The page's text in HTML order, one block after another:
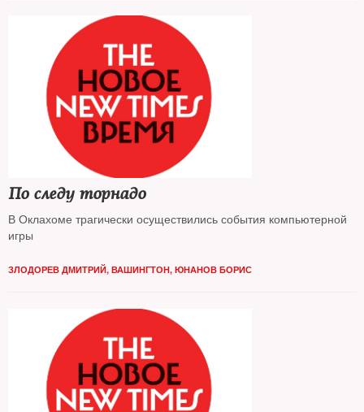
По следу торнадо
В Оклахоме трагически осуществились события компьютерной
игры
ЗЛОДОРЕВ ДМИТРИЙ, ВАШИНГТОН, ЮНАНОВ БОРИС